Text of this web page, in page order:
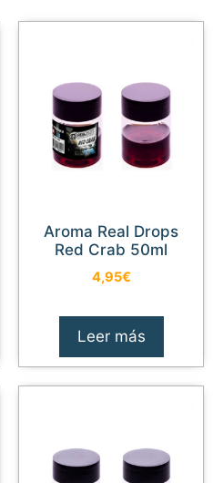
Aroma Real Drops
Red Crab 50ml
4,95€
Leer más